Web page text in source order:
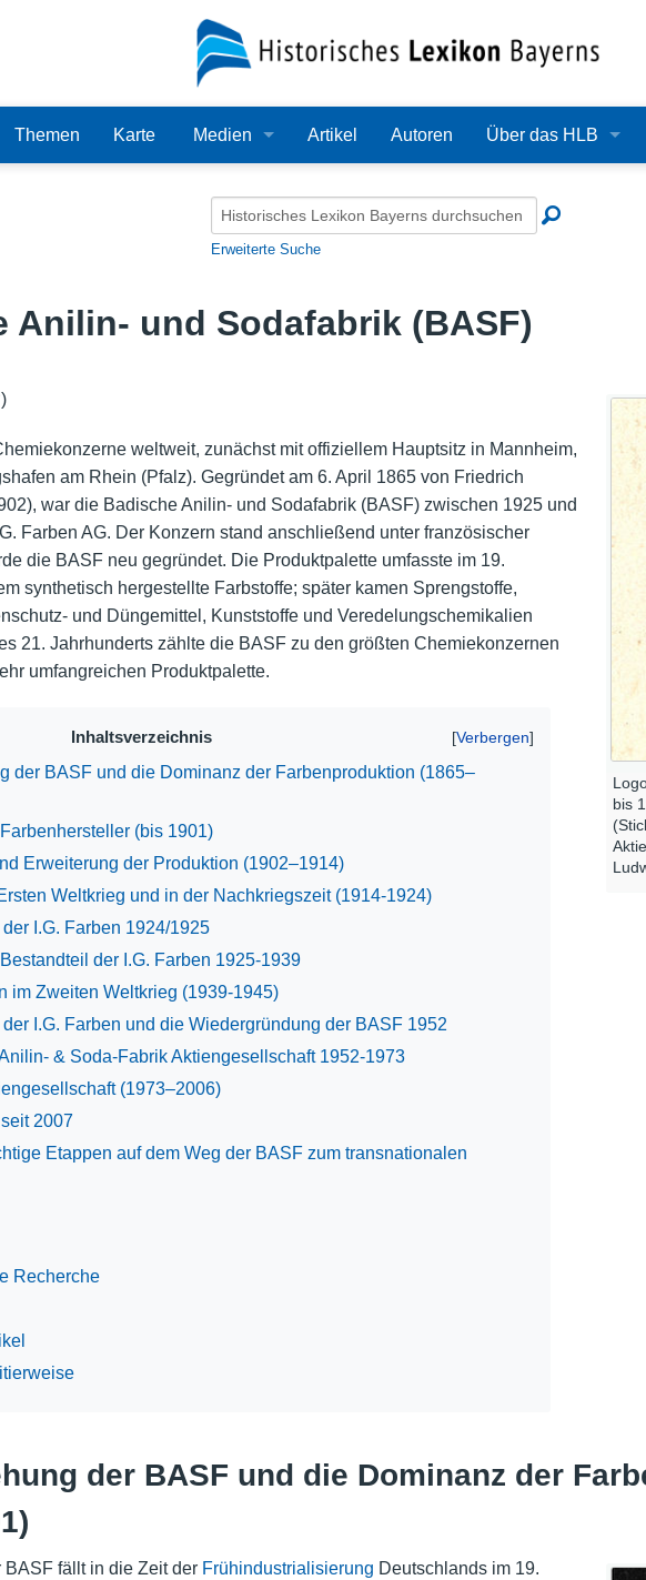
Themen Karte Medien
Audio
PDF
Artikel Autoren Über das HLB
Redaktion
Wissenschaftlicher
Häufige Fragen
Nutzungshinweise
Erweiterte Suche
Anilin- und Sodafabrik (BASF)
bis
weltweit, zunächst mit offiziellem Hauptsitz in Mannheim,
am Rhein (Pfalz). Gegründet am 6. April 1865 von Friedrich
war die Badische Anilin- und Sodafabrik (BASF) zwischen 1925 und
Farben AG. Der Konzern stand anschließend unter französischer
die BASF neu gegründet. Die Produktpalette umfasste im 19.
synthetisch hergestellte Farbstoffe; später kamen Sprengstoffe,
und Düngemittel, Kunststoffe und Veredelungschemikalien
21. Jahrhunderts zählte die BASF zu den größten Chemiekonzernen
umfangreichen Produktpalette.
Inhaltsverzeichnis
der BASF und die Dominanz der Farbenproduktion (1865–
(bis 1901)
Erweiterung der Produktion (1902–1914)
Weltkrieg und in der Nachkriegszeit (1914-1924)
I.G. Farben 1924/1925
der I.G. Farben 1925-1939
im Zweiten Weltkrieg (1939-1945)
I.G. Farben und die Wiedergründung der BASF 1952
& Soda-Fabrik Aktiengesellschaft 1952-1973
(1973–2006)
2007
Etappen auf dem Weg der BASF zum transnationalen
Recherche
der BASF und die Dominanz der
BASF fällt in die Zeit der Frühindustrialisierung Deutschlands im 19.